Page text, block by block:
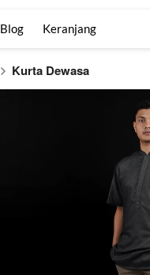
Blog Keranjang
Blog Keranjang
Kurta Dewasa